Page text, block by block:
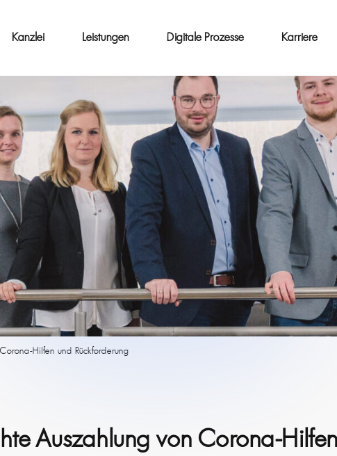
Kanzlei Leistungen Digitale Prozesse Karriere
Hilfen und Rückforderung
Auszahlung von Corona-